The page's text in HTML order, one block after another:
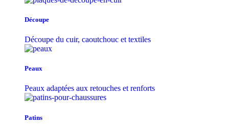
Découpe
Découpe du cuir, caoutchouc et textiles
Peaux
Peaux adaptées aux retouches et renforts
Patins